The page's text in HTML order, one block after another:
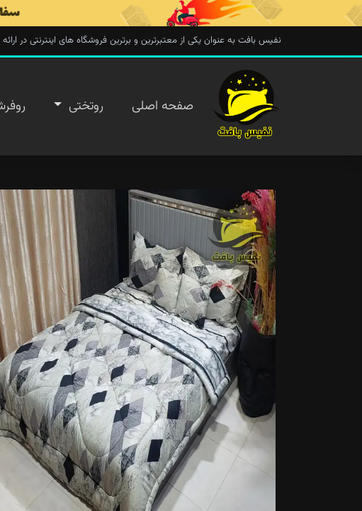
نفیس بافت به عنوان یکی از معتبرترین و برترین فروشگاه های اینترنتی در ارائه
صفحه اصلی روتختی